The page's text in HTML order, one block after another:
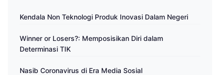
Kendala Non Teknologi Produk Inovasi Dalam Negeri
Winner or Losers?: Memposisikan Diri dalam
Determinasi TIK
Nasib Coronavirus di Era Media Sosial